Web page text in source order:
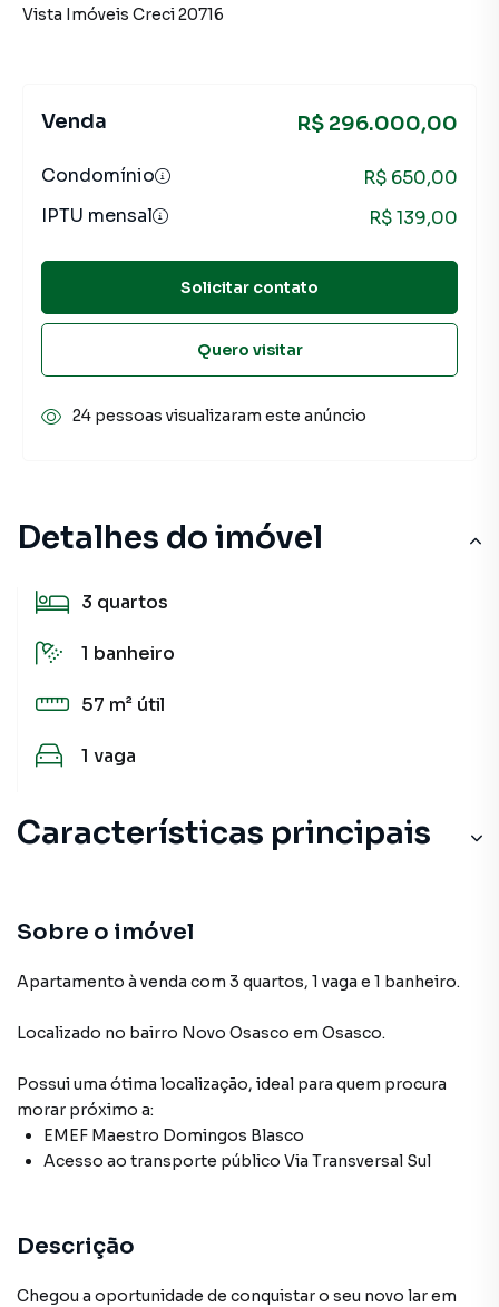
Detalhes do imóvel
3 quartos
1 banheiro
57 m² útil
1 vaga
Características principais
Sobre o imóvel
Apartamento à venda com 3 quartos, 1 vaga e 1 banheiro.
Localizado no bairro Novo Osasco em Osasco.
Possui uma ótima localização, ideal para quem procura
morar próximo a:
EMEF Maestro Domingos Blasco
Acesso ao transporte público Via Transversal Sul
Descrição
Chegou a oportunidade de conquistar o seu novo lar em
Vista Imóveis Creci20716
Venda R$ 296.000,00
Condomínio
R$ 650,00
IPTU mensal
R$ 139,00
Solicitar contato
Quero visitar
24 pessoas visualizaram este anúncio